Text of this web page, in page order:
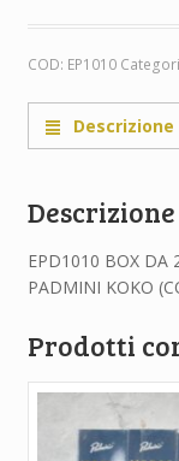
COD: EP1010
Descrizione
Descrizione
EPD1010 BOX DA
PADMINI KOKO
Prodotti